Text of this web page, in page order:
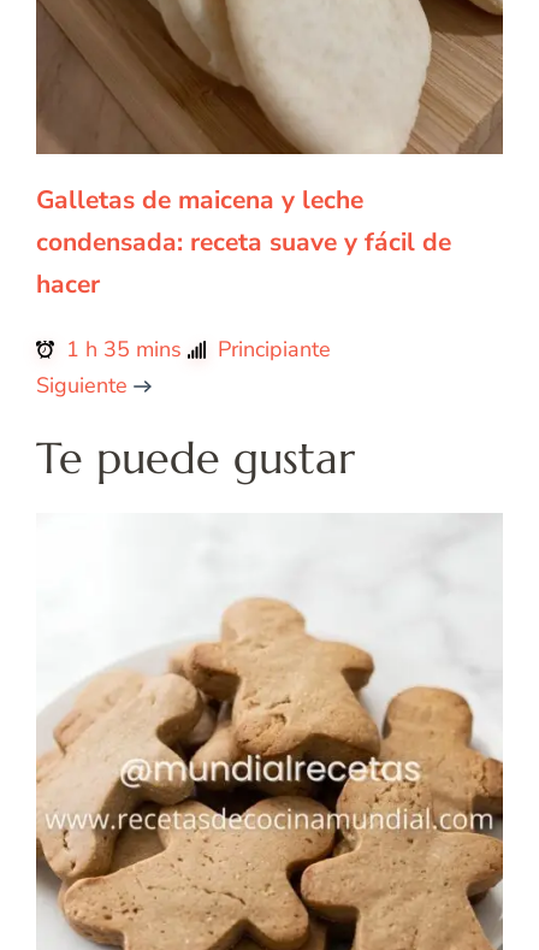
Galletas de maicena y leche
condensada: receta suave y fácil de
hacer
1 h 35 mins
Principiante
Siguiente
Te puede gustar